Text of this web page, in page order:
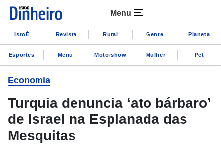
Menu
IstoÉ Revista Rural Gente Planeta
Esportes Menu Motorshow Mulher Pet
Economia
Turquia denuncia ‘ato bárbaro’
de Israel na Esplanada das
Mesquitas